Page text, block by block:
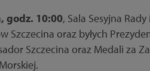
godz. 10:00, Sala Sesyjna
oraz byłych
Szczecina oraz Medali za